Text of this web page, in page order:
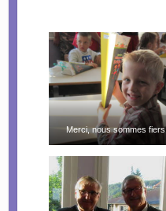
Merci, nous sommes fiers